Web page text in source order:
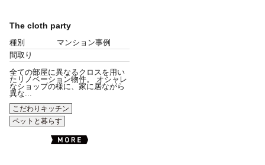
The cloth party
種別
マンション事例
間取り
全ての部屋に異なるクロスを用い
たリノベーション物件。 オシャレ
なショップの様に、家に居ながら
異な...
こだわりキッチン
ペットと暮らす